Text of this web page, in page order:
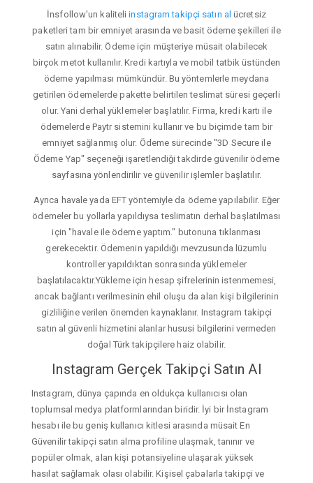
İnsfollow'un kaliteliinstagram takipçi satın al ücretsiz
paketleri tam bir emniyet arasında ve basit ödeme şekilleri ile
satın alınabilir. Ödeme için müşteriye müsait olabilecek
birçok metot kullanılır. Kredi kartıyla ve mobil tatbik üstünden
ödeme yapılması mümkündür. Bu yöntemlerle meydana
getirilen ödemelerde pakette belirtilen teslimat süresi geçerli
olur. Yani derhal yüklemeler başlatılır. Firma, kredi kartı ile
ödemelerde Paytr sistemini kullanır ve bu biçimde tam bir
emniyet sağlanmış olur. Ödeme sürecinde "3D Secure ile
Ödeme Yap" seçeneği işaretlendiği takdirde güvenilir ödeme
sayfasına yönlendirilir ve güvenilir işlemler başlatılır.
Ayrıca havale yada EFT yöntemiyle da ödeme yapılabilir. Eğer
ödemeler bu yollarla yapıldıysa teslimatın derhal başlatılması
için "havale ile ödeme yaptım." butonuna tıklanması
gerekecektir. Ödemenin yapıldığı mevzusunda lüzumlu
kontroller yapıldıktan sonrasında yüklemeler
başlatılacaktır.Yükleme için hesap şifrelerinin istenmemesi,
ancak bağlantı verilmesinin ehil oluşu da alan kişi bilgilerinin
gizliliğine verilen önemden kaynaklanır. Instagram takipçi
satın al güvenli hizmetini alanlar hususi bilgilerini vermeden
doğal Türk takipçilere haiz olabilir.
Instagram Gerçek Takipçi Satın Al
Instagram, dünya çapında en oldukça kullanıcısı olan
toplumsal medya platformlarından biridir. İyi bir İnstagram
hesabı ile bu geniş kullanıcı kitlesi arasında müsait En
Güvenilir takipçi satın alma profiline ulaşmak, tanınır ve
popüler olmak, alan kişi potansiyeline ulaşarak yüksek
hasılat sağlamak olası olabilir. Kişisel çabalarla takipçi ve